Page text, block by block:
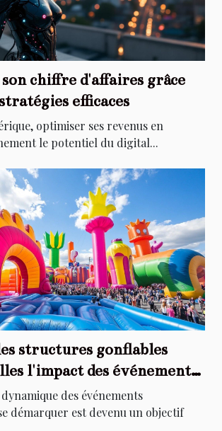
chiffre d'affaires grâce
efficaces
optimiser ses revenus en
le potentiel du digital...
structures gonflables
l'impact des événements
?
des événements
démarquer est devenu un objectif